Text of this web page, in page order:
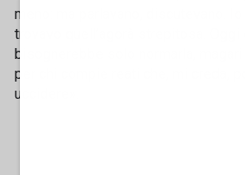
meno: ma parlavano, discutevano.
trovavo quell’agorà strepitosa. Oggi
bisognerebbe solo normarla, magari
per chi compie reati che, mi creda,
uccidere».